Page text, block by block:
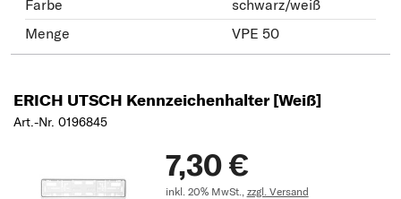
Farbe
schwarz/weiß
Menge
VPE 50
ERICH UTSCH Kennzeichenhalter [Weiß]
Art.-Nr. 0196845
7,30 €
inkl. 20% MwSt., zzgl. Versand